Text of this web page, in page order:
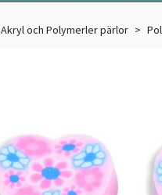
Akryl och Polymerler pärlor